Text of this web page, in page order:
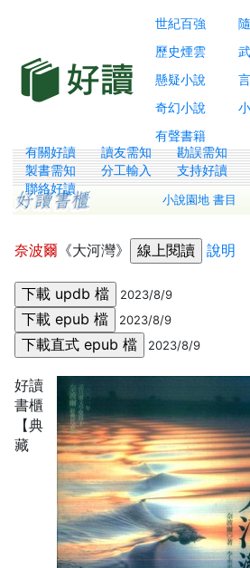
世紀百強
歷史煙雲
懸疑小說
奇幻小說
有聲書籍
有關好讀 讀友需知
勘誤需知
製書需知
分工輸入
支持好讀
聯絡好讀
小說園地 書目
奈波爾 《大河灣》 說明
2023/8/9
2023/8/9
2023/8/9
好讀
書櫃
【典
藏